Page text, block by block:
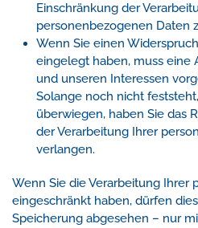
Einschränkung der
personenbezogenen Daten
Wenn Sie einen
eingelegt haben, muss eine
und unseren Interessen
Solange noch nicht
überwiegen, haben Sie das
der Verarbeitung Ihrer
verlangen.
Wenn Sie die Verarbeitung Ihrer
eingeschränkt haben, dürfen
Speicherung abgesehen – nur